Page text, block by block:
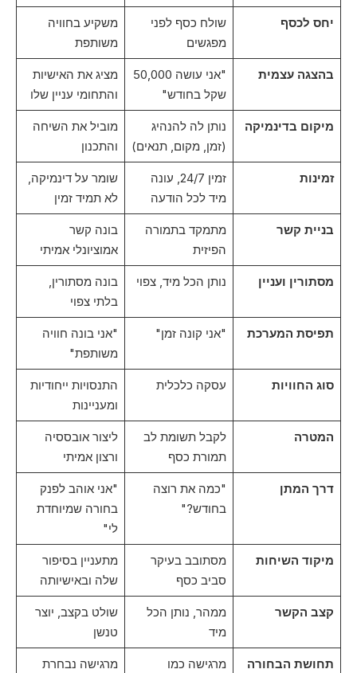
יחס לכסף
שולח כסף לפני
מפגשים
משקיע בחוויה
משותפת
בהצגה עצמית
"אני עושה 50,000
שקל בחודש"
מציג את האישיות
והתחומי עניין שלו
מיקום בדינמיקה
נותן לה להנהיג
(זמן, מקום, תנאים)
מוביל את השיחה
והתכנון
זמינות
זמין 24/7, עונה
מיד לכל הודעה
שומר על דינמיקה,
לא תמיד זמין
בניית קשר
מתמקד בתמורה
הפיזית
בונה קשר
אמוציונלי אמיתי
מסתורין ועניין נותן הכל מיד, צפוי
בונה מסתורין,
בלתי צפוי
תפיסת המערכת "אני קונה זמן"
"אני בונה חוויה
משותפת"
סוג החוויות עסקה כלכלית
התנסויות ייחודיות
ומעניינות
המטרה
לקבל תשומת לב
תמורת כסף
ליצור אובססיה
ורצון אמיתי
דרך המתן
"כמה את רוצה
בחודש?"
"אני אוהב לפנק
בחורה שמיוחדת
לי"
מיקוד השיחות
מסתובב בעיקר
סביב כסף
מתעניין בסיפור
שלה ובאישיותה
קצב הקשר
ממהר, נותן הכל
מיד
שולט בקצב, יוצר
טנשן
תחושת הבחורה מרגישה כמו מרגישה נבחרת